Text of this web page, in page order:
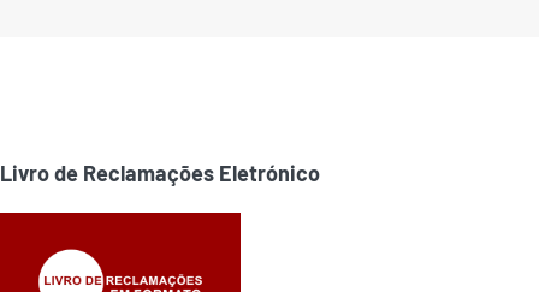
Livro de Reclamações Eletrónico